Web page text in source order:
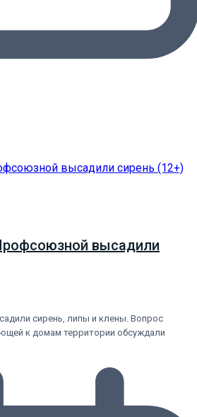
высадили
сирень, липы и клены. Вопрос
к домам территории обсуждали